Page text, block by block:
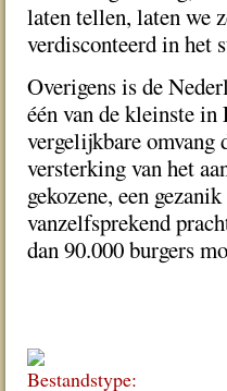
laten tellen, laten we
verdisconteerd in het
Overigens is de
één van de kleinste
vergelijkbare omvang
versterking van het
gekozene, een
vanzelfsprekend
dan 90.000 burgers